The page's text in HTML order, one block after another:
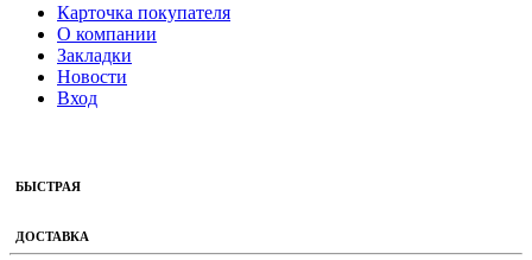
Карточка покупателя
О компании
Закладки
Новости
Вход
БЫСТРАЯ
ДОСТАВКА